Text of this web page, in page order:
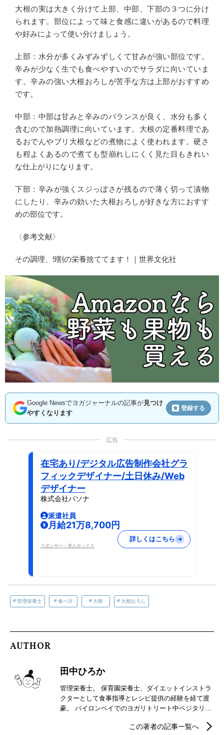
大根の実は大きく分けて上部、中部、下部の３つに分け
られます。部位によって味と食感に違いがあるので料理
や好みによって使い分けましょう。
上部：水分が多くみずみずしくて甘みが強い部位です。
辛みが少なく生でも食べやすいのでサラダに向いていま
す。辛みの強い大根おろしが苦手な方は上部がおすすめ
です。
中部：中部は甘みと辛みのバランスが良く、水分も多く
含むので加熱調理に向いています。大根の定番料理であ
るおでんやブリ大根などの煮物によく使われます。硬さ
も程よくあるので煮ても型崩れしにくく見た目もきれい
な仕上がりになります。
下部：辛みが強くスジっぽさが残るので薄く切って漬物
にしたり、辛みの効いた大根おろしが好きな方におすす
めの部位です。
〈参考文献〉
その調理、9割の栄養捨ててます！｜世界文化社
Google Newsでヨガジャーナルの記事が見つけ
やすくなります
登録する
広告
在宅あり/デジタル広告制作会社グラ
フィックデザイナー/土日休み/Web
デザイナー
株式会社パソナ
派遣社員
月給21万8,700円
スポンサー：求人ボックス
詳しくはこちら
管理栄養士 食べ方 大根 大根おろし
AUTHOR
田中ひろか
管理栄養士。 保育園栄養士、ダイエットインストラ
クターとして食事指導とレシピ提供の経験を経て渡
豪。 バイロンベイでのヨガリトリート中ベジタリア
方を知る。 食を楽しみながら健康的なライフスタイ
この著者の記事一覧へ